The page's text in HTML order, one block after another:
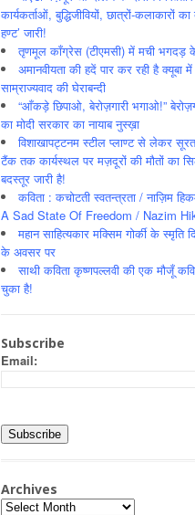
कार्यकर्ताओं, बुद्धिजीवियों, छात्रों-कलाकारों
हण्ट’ जारी!
तृणमूल काँग्रेस (टीएमसी) में मची भगदड़
अमानवीयता की हदें पार कर रही है क्यूबा
साम्राज्यवाद की घेराबन्दी
“आँकड़े छिपाओ, बेरोज़गारी भगाओ!”
का मोदी सरकार का नायाब नुस्ख़ा
विशाखापट्टनम स्टील प्लाण्ट से लेकर
टैंक तक कार्यस्थल पर मज़दूरों की मौतों का
बदस्तूर जारी है!
कविता : कचोटती स्वतन्त्रता / नाज़िम
A Sad State Of Freedom / Nazim
महान साहित्यकार मक्सिम गोर्की के
के अवसर पर
साथी कविता कृष्णपल्लवी की एक मौजूँ
चुका है!
Subscribe
Email:
Archives
Archives